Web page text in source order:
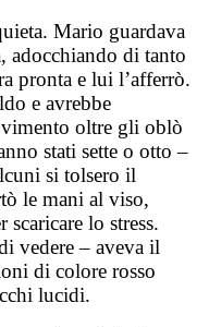
Mario guardava
adocchiando di tanto
pronta e lui l’afferrò.
e avrebbe
oltre gli oblò
stati sette o otto –
si tolsero il
le mani al viso,
lo stress.
vedere – aveva il
di colore rosso
lucidi.